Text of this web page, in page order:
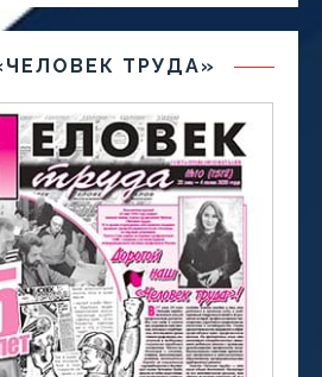
ТРУДА»